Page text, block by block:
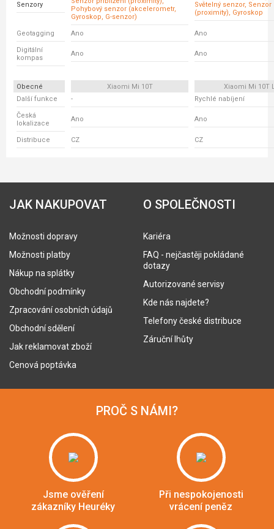
Senzory
Pohybový senzor (akcelerometr,
Gyroskop, G-senzor)
Světelný senzor,
(proximity), Gyroskop
Geotagging Ano Ano
Digitální
kompas
Ano Ano
Obecné Xiaomi Mi 10T
Xiaomi Mi 10T
Další funkce
- Rychlé nabíjení
Česká
lokalizace
Ano Ano
Distribuce CZ CZ
JAK NAKUPOVAT
Možnosti dopravy
Možnosti platby
Nákup na splátky
Obchodní podmínky
Zpracování osobních údajů
Obchodní sdělení
Jak reklamovat zboží
Cenová poptávka
O SPOLEČNOSTI
Kariéra
FAQ - nejčastěji pokládané
dotazy
Autorizované servisy
Kde nás najdete?
Telefony české distribuce
Záruční lhůty
PROČ S NÁMI?
Jsme ověření
zákazníky Heuréky
Při nespokojenosti
vrácení peněz